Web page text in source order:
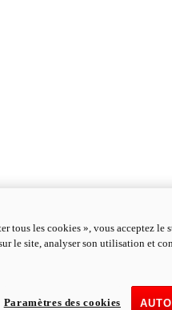
tous les cookies », vous acceptez le
le site, analyser son utilisation et
Paramètres des cookies